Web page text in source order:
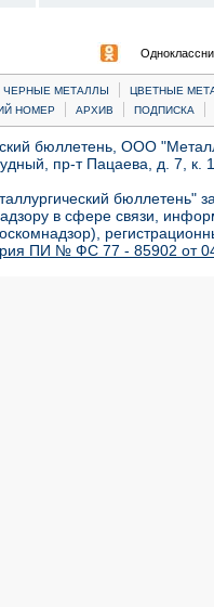
ЧЕРНЫЕ МЕТАЛЛЫ |
ЦВЕТНЫЕ
НОМЕР | АРХИВ | ПОДПИСКА |
бюллетень, ООО
пр-т Пацаева, д. 7,
бюллетень"
в сфере связи,
ПИ № ФС 77 - 85902 от 04